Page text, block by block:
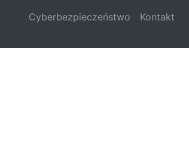
Cyberbezpieczeństwo Kontakt